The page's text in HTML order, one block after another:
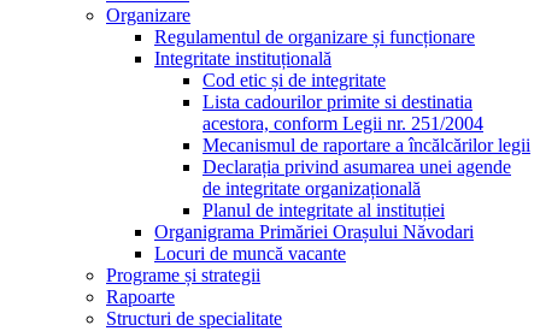
Organizare
Regulamentul de organizare și funcționare
Integritate instituțională
Cod etic și de integritate
Lista cadourilor primite si destinatia
acestora, conform Legii nr. 251/2004
Mecanismul de raportare a încălcărilor legii
Declarația privind asumarea unei agende
de integritate organizațională
Planul de integritate al instituției
Organigrama Primăriei Orașului Năvodari
Locuri de muncă vacante
Programe și strategii
Rapoarte
Structuri de specialitate